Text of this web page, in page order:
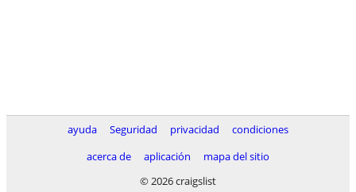
ayuda Seguridad privacidad
condiciones
acerca de
aplicación
mapa del sitio
© 2026 craigslist